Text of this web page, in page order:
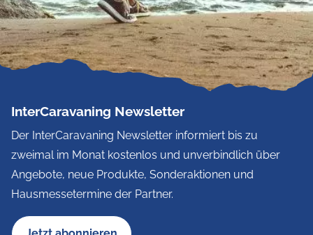
InterCaravaning Newsletter
Der InterCaravaning Newsletter informiert bis zu
zweimal im Monat kostenlos und unverbindlich über
Angebote, neue Produkte, Sonderaktionen und
Hausmessetermine der Partner.